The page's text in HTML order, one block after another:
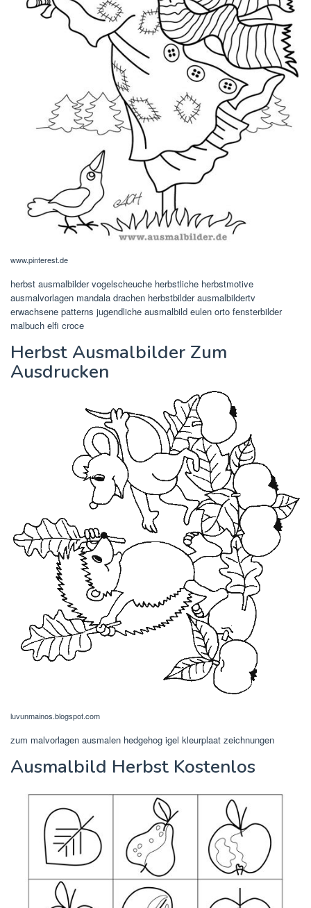
www.pinterest.de
herbst ausmalbilder vogelscheuche herbstliche herbstmotive
ausmalvorlagen mandala drachen herbstbilder ausmalbildertv
erwachsene patterns jugendliche ausmalbild eulen orto fensterbilder
malbuch elfi croce
Herbst Ausmalbilder Zum
Ausdrucken
luvunmainos.blogspot.com
zum malvorlagen ausmalen hedgehog igel kleurplaat zeichnungen
Ausmalbild Herbst Kostenlos